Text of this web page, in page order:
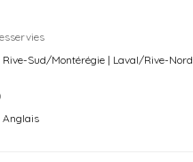
Rive-Sud/Montérégie | Laval/Rive-Nord
Anglais